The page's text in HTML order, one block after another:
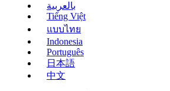
بالعربية
Tiếng Việt
แบบไทย
Indonesia
Português
日本語
中文